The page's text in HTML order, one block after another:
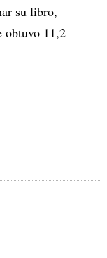
su libro,
obtuvo 11,2